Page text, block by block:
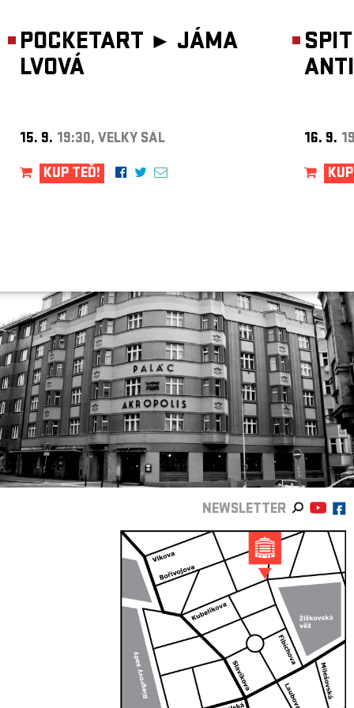
POCKETART ► JÁMA
LVOVÁ
15. 9. 19:30, VELKÝ SÁL
KUP TEĎ!
16. 9.
NEWSLETTER